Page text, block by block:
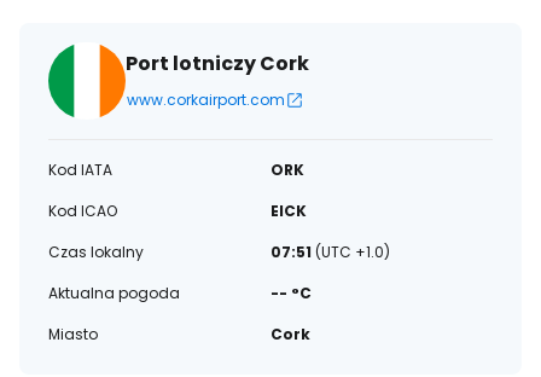
Port lotniczy Cork
www.corkairport.com
Kod IATA
ORK
Kod ICAO
EICK
Czas lokalny
07:51 (UTC +1.0)
Aktualna pogoda
-- °C
Miasto
Cork